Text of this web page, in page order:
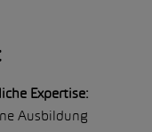
Expertise:
Ausbildung